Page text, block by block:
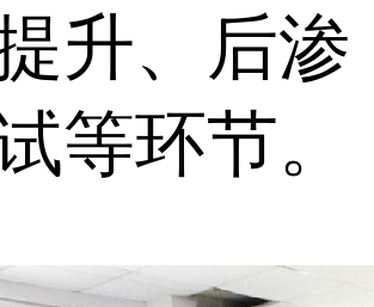
升、后渗
等环节。